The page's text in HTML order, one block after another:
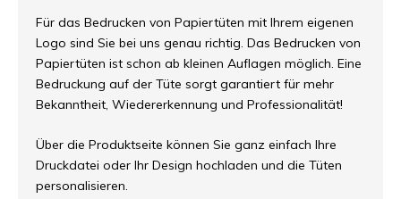
Für das Bedrucken von Papiertüten mit Ihrem eigenen
Logo sind Sie bei uns genau richtig. Das Bedrucken von
Papiertüten ist schon ab kleinen Auflagen möglich. Eine
Bedruckung auf der Tüte sorgt garantiert für mehr
Bekanntheit, Wiedererkennung und Professionalität!
Über die Produktseite können Sie ganz einfach Ihre
Druckdatei oder Ihr Design hochladen und die Tüten
personalisieren.